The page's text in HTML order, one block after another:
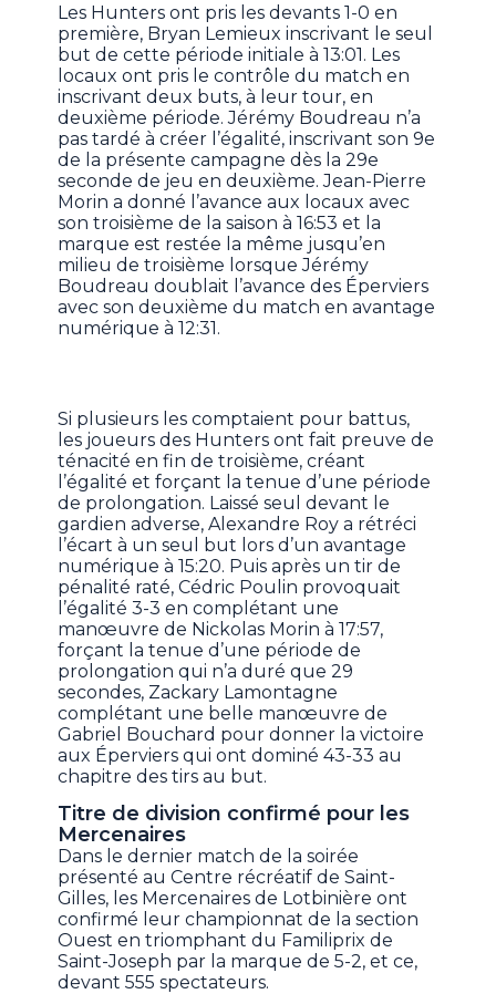
Les Hunters ont pris les devants 1-0 en
première, Bryan Lemieux inscrivant le seul
but de cette période initiale à 13:01. Les
locaux ont pris le contrôle du match en
inscrivant deux buts, à leur tour, en
deuxième période. Jérémy Boudreau n’a
pas tardé à créer l’égalité, inscrivant son 9e
de la présente campagne dès la 29e
seconde de jeu en deuxième. Jean-Pierre
Morin a donné l’avance aux locaux avec
son troisième de la saison à 16:53 et la
marque est restée la même jusqu’en
milieu de troisième lorsque Jérémy
Boudreau doublait l’avance des Éperviers
avec son deuxième du match en avantage
numérique à 12:31.
Si plusieurs les comptaient pour battus,
les joueurs des Hunters ont fait preuve de
ténacité en fin de troisième, créant
l’égalité et forçant la tenue d’une période
de prolongation. Laissé seul devant le
gardien adverse, Alexandre Roy a rétréci
l’écart à un seul but lors d’un avantage
numérique à 15:20. Puis après un tir de
pénalité raté, Cédric Poulin provoquait
l’égalité 3-3 en complétant une
manœuvre de Nickolas Morin à 17:57,
forçant la tenue d’une période de
prolongation qui n’a duré que 29
secondes, Zackary Lamontagne
complétant une belle manœuvre de
Gabriel Bouchard pour donner la victoire
aux Éperviers qui ont dominé 43-33 au
chapitre des tirs au but.
Titre de division confirmé pour les
Mercenaires
Dans le dernier match de la soirée
présenté au Centre récréatif de Saint-
Gilles, les Mercenaires de Lotbinière ont
confirmé leur championnat de la section
Ouest en triomphant du Familiprix de
Saint-Joseph par la marque de 5-2, et ce,
devant 555 spectateurs.